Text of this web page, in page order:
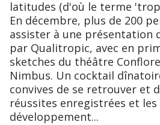
latitudes (d'où le terme
En décembre, plus de 200
assister à une présentation
par Qualitropic, avec en
sketches du théâtre
Nimbus. Un cocktail
convives de se retrouver et
réussites enregistrées et
développement...